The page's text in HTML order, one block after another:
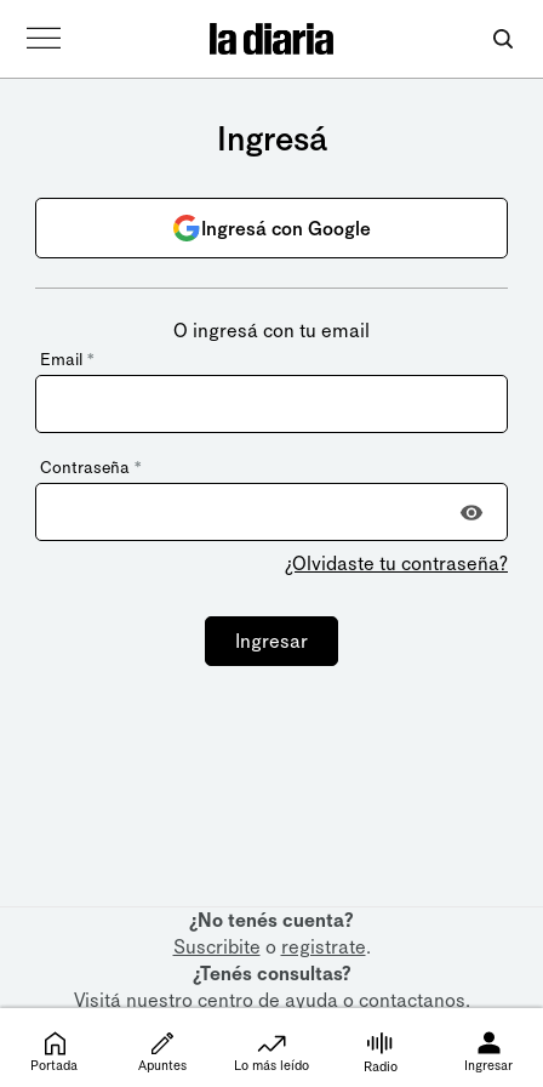
Ingresá
Ingresá con Google
O ingresá con tu email
Email *
Contraseña *
¿Olvidaste tu contraseña?
Ingresar
¿No tenés cuenta?
Suscribite o registrate.
¿Tenés consultas?
Visitá nuestrocentro de ayudaocontactanos.
Portada Apuntes Lo más leído Radio Ingresar